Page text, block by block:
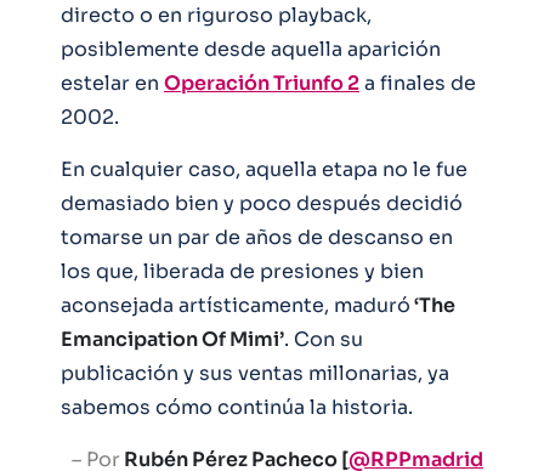
directo o en riguroso playback,
posiblemente desde aquella aparición
estelar en Operación Triunfo 2a finales de
2002.
En cualquier caso, aquella etapa no le fue
demasiado bien y poco después decidió
tomarse un par de años de descanso en
los que, liberada de presiones y bien
aconsejada artísticamente, maduró‘The
Emancipation Of Mimi’. Con su
publicación y sus ventas millonarias, ya
sabemos cómo continúa la historia.
– Por Rubén Pérez Pacheco [@RPPmadrid